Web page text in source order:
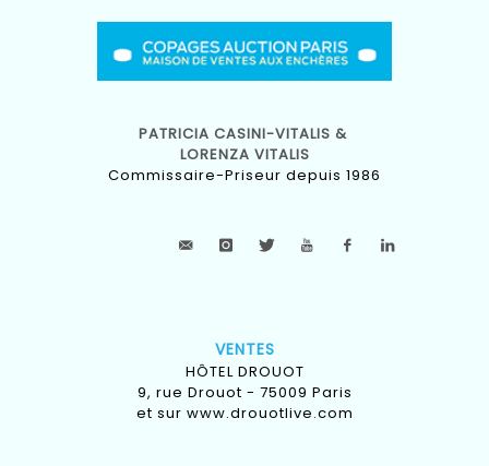
PATRICIA CASINI-VITALIS &
LORENZA VITALIS
Commissaire-Priseur depuis 1986
VENTES
HÔTEL DROUOT
9, rue Drouot - 75009 Paris
et sur www.drouotlive.com